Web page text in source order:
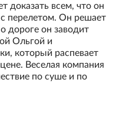
доказать всем, что он
перелетом. Он решает
дороге он заводит
Ольгой и
который распевает
Веселая компания
по суше и по